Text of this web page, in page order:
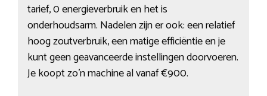
tarief, 0 energieverbruik en het is
onderhoudsarm. Nadelen zijn er ook: een relatief
hoog zoutverbruik, een matige efficiëntie en je
kunt geen geavanceerde instellingen doorvoeren.
Je koopt zo’n machine al vanaf €900.